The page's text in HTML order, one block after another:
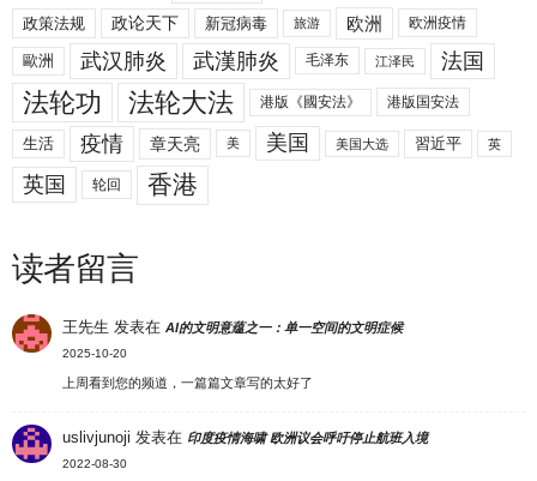
政策法规 政论天下 新冠病毒 旅游 欧洲 欧洲疫情
歐洲 武汉肺炎 武漢肺炎 毛泽东 江泽民 法国
法轮功 法轮大法 港版《國安法》 港版国安法
生活 疫情 章天亮 美 美国 美国大选 習近平 英
英国 轮回 香港
读者留言
王先生 发表在AI的文明意蕴之一：单一空间的文明症候
2025-10-20
上周看到您的频道，一篇篇文章写的太好了
uslivjunoji 发表在 印度疫情海啸 欧洲议会呼吁停止航班入境
2022-08-30